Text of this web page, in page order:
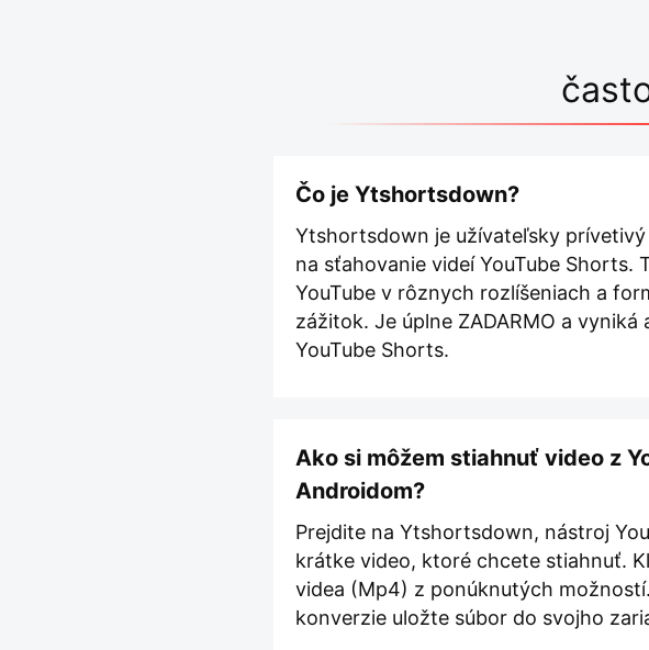
Čo je Ytshortsdown?
Ytshortsdown je užívateľsky
na sťahovanie videí YouTube
YouTube v rôznych rozlíšeniach a
zážitok. Je úplne ZADARMO a
YouTube Shorts.
Ako si môžem stiahnuť video z
Androidom?
Prejdite na Ytshortsdown, nástroj
krátke video, ktoré chcete stiahnuť.
videa (Mp4) z ponúknutých
konverzie uložte súbor do svojho